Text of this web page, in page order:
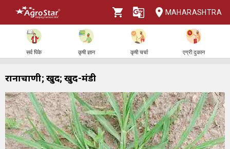
MAHARASHTRA
सर्व पिके कृषी ज्ञान कृषी चर्चा एग्री दुकान
रानाचाणी; खुर्द; खुर्द-मंडी